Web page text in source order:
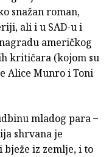
snažan roman,
ali i u SAD-u i
američkog
kritičara (kojom su
Alice Munro i Toni
mladog para
shrvana je
iz zemlje, i to